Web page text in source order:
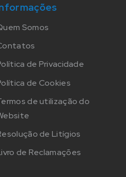
Somos
de Privacidade
de Cookies
de utilização do
de Litígios
de Reclamações